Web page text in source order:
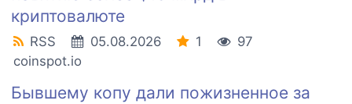
криптовалюте
RSS 05.08.2026 1
97
coinspot.io
Бывшему копу дали пожизненное за